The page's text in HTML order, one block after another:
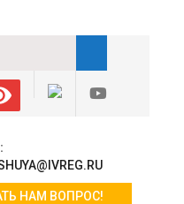
НАМ ВОПРОС!